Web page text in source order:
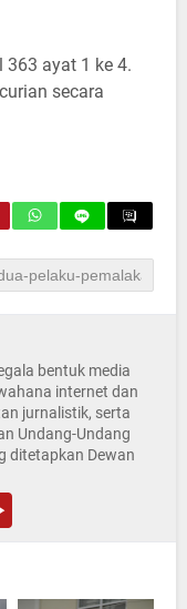
363 ayat 1 ke 4.
secara
bentuk media
internet dan
jurnalistik, serta
Undang-Undang
ditetapkan Dewan